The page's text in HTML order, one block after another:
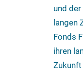
und
langen
Fonds
ihren